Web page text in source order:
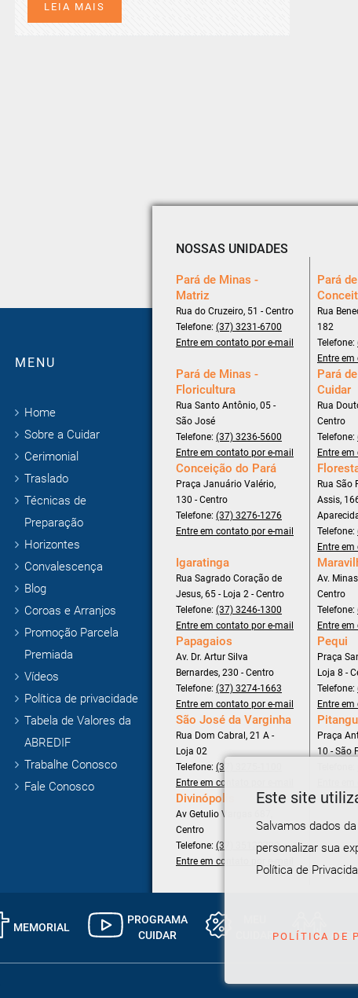
Este site
Salvamos dados
personalizar sua
Política de
POLÍTICA DE
LEIA MAIS
MENU
Home
Sobre a Cuidar
Cerimonial
Traslado
Técnicas de
Preparação
Horizontes
Convalescença
Blog
Coroas e Arranjos
Promoção Parcela
Premiada
Vídeos
Política de privacidade
Tabela de Valores da
ABREDIF
Trabalhe Conosco
Fale Conosco
NOSSAS UNIDADES
Pará de Minas -
Matriz
Rua do Cruzeiro, 51 - Centro
Telefone: (37) 3231-6700
Entre em contato por e-mail
Pará
Rua
182
Telefone:
Entre
Pará de Minas -
Floricultura
Rua Santo Antônio, 05 -
São José
Telefone: (37) 3236-5600
Entre em contato por e-mail
Pará
Cuidar
Rua
Centro
Telefone:
Entre
Conceição do Pará
Praça Januário Valério,
130 - Centro
Telefone: (37) 3276-1276
Entre em contato por e-mail
Rua São
Assis,
Telefone:
Entre
Igaratinga
Rua Sagrado Coração de
Jesus, 65 - Loja 2 - Centro
Telefone: (37) 3246-1300
Entre em contato por e-mail
Av.
Centro
Telefone:
Entre
Papagaios
Av. Dr. Artur Silva
Bernardes, 230 - Centro
Telefone: (37) 3274-1663
Entre em contato por e-mail
Pequi
Praça
Loja 8 -
Telefone:
Entre
São José da Varginha
Rua Dom Cabral, 21 A -
Loja 02
Telefone: (37) 3275-1100
Entre em contato por e-mail
Praça
10 - São
Divinópolis
Av Getulio Vargas 687,
Centro
Telefone: (37) 35120700
Entre em contato por e-mail
MEMORIAL
PROGRAMA
CUIDAR
CUIDAR